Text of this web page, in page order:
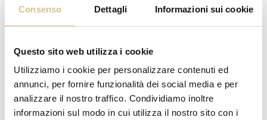
Consenso Dettagli Informazioni sui cookie
Questo sito web utilizza i cookie
Utilizziamo i cookie per personalizzare contenuti ed
annunci, per fornire funzionalità dei social media e per
analizzare il nostro traffico. Condividiamo inoltre
informazioni sul modo in cui utilizza il nostro sito con i